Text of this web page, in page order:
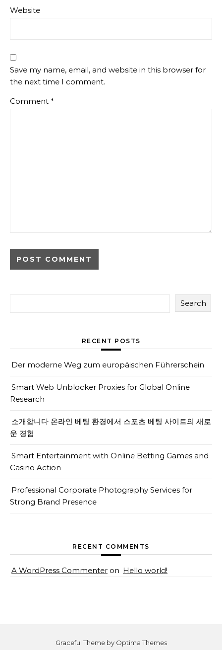
Website
Save my name, email, and website in this browser for
the next time I comment.
Comment *
Search
RECENT POSTS
Der moderne Weg zum europäischen Führerschein
Smart Web Unblocker Proxies for Global Online
Research
소개합니다 온라인 베팅 환경에서 스포츠 베팅 사이트의 새로
운 경험
Smart Entertainment with Online Betting Games and
Casino Action
Professional Corporate Photography Services for
Strong Brand Presence
RECENT COMMENTS
A WordPress Commenter on Hello world!
Graceful Theme by Optima Themes